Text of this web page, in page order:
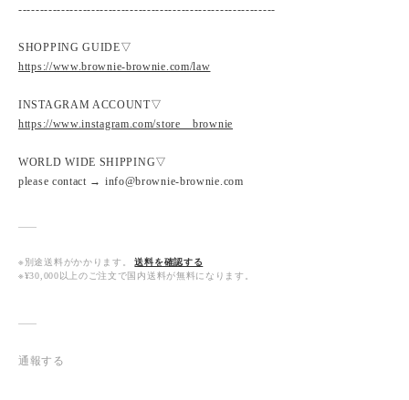
------------------------------------------------------------
SHOPPING GUIDE▽
https://www.brownie-brownie.com/law
INSTAGRAM ACCOUNT▽
https://www.instagram.com/store__brownie
WORLD WIDE SHIPPING▽
please contact → info@brownie-brownie.com
※別途送料がかかります。
送料を確認する
※¥30,000以上のご注文で国内送料が無料になります。
通報する